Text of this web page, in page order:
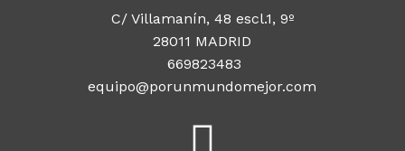
C/ Villamanín, 48 escl.1, 9º
28011 MADRID
669823483
equipo@porunmundomejor.com